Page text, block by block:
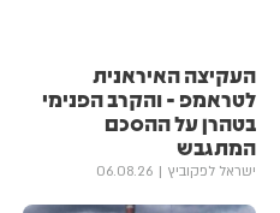
העקיצה האיראנית
לטראמפ - והקרב הפנימי
בטהרן על ההסכם
המתגבש
ישראל לפקוביץ 06.08.26